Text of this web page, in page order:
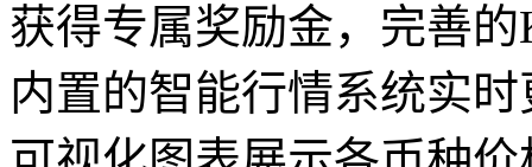
获得专属奖励金，完善
内置的智能行情系统实